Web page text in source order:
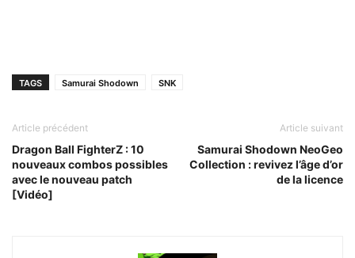
TAGS Samurai Shodown SNK
Article précédent
Dragon Ball FighterZ : 10
nouveaux combos possibles
avec le nouveau patch
[Vidéo]
Article suivant
Samurai Shodown NeoGeo
Collection : revivez l’âge d’or
de la licence